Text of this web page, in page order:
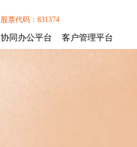
股票代码：831374
协同办公平台 客户管理平台